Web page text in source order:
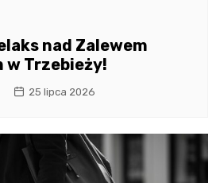
nad Zalewem
w Trzebieży!
25 lipca 2026